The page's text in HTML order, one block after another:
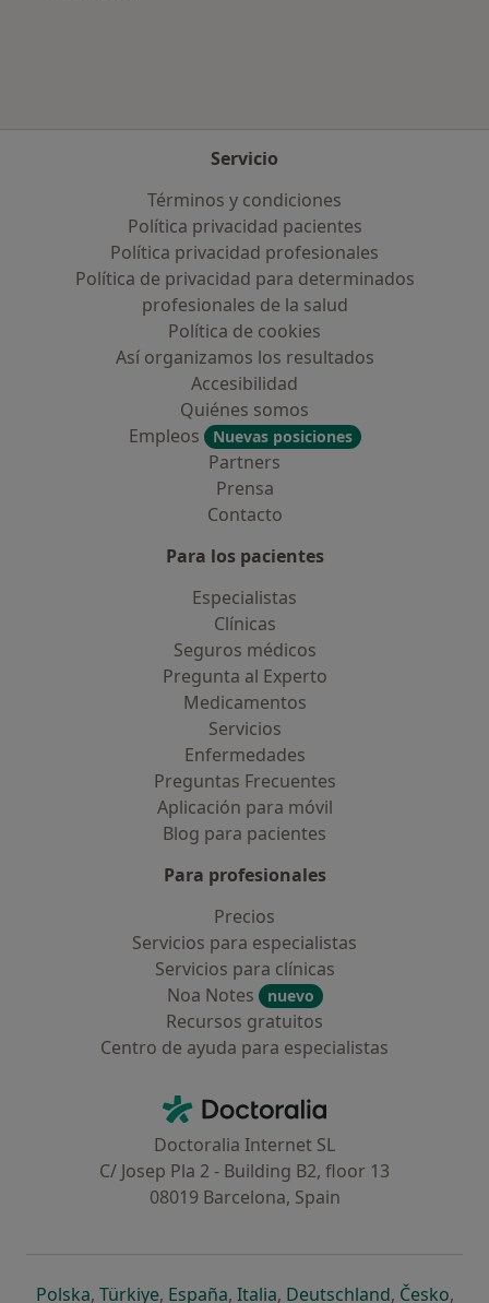
Servicio
Términos y condiciones
Política privacidad pacientes
Política privacidad profesionales
Política de privacidad para determinados
profesionales de la salud
Política de cookies
Así organizamos los resultados
Accesibilidad
Quiénes somos
Empleos
Nuevas posiciones
Partners
Prensa
Contacto
Para los pacientes
Especialistas
Clínicas
Seguros médicos
Pregunta al Experto
Medicamentos
Servicios
Enfermedades
Preguntas Frecuentes
Aplicación para móvil
Blog para pacientes
Para profesionales
Precios
Servicios para especialistas
Servicios para clínicas
Noa Notes
nuevo
Recursos gratuitos
Centro de ayuda para especialistas
Doctoralia - Página de inicio
Doctoralia Internet SL
C/ Josep Pla 2 - Building B2, floor 13
08019 Barcelona, Spain
Polskase abre en una nueva pestaña
, Türkiyese abre en una nueva pestaña
, Españase abre en una nueva pestaña
, Italiase abre en una nueva
, Deutschlandse abre en
, Českose
,